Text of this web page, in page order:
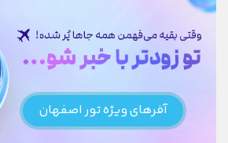
آفرهای ویژه تور اصفهان